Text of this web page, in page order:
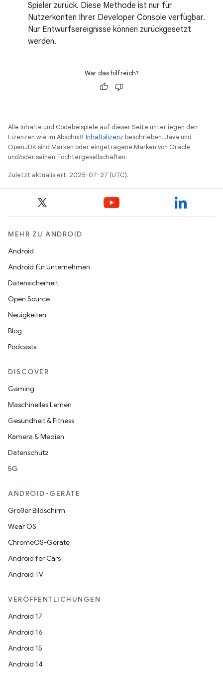
Spieler zurück. Diese Methode ist nur für
Nutzerkonten Ihrer Developer Console verfügbar.
Nur Entwurfsereignisse können zurückgesetzt
werden.
War das hilfreich?
Alle Inhalte und Codebeispiele auf dieser Seite unterliegen den
Lizenzen wie im AbschnittInhaltslizenz beschrieben. Java und
OpenJDK sind Marken oder eingetragene Marken von Oracle
und/oder seinen Tochtergesellschaften.
Zuletzt aktualisiert: 2025-07-27 (UTC).
MEHR ZU ANDROID
Android
Android für Unternehmen
Datensicherheit
Open Source
Neuigkeiten
Blog
Podcasts
DISCOVER
Gaming
Maschinelles Lernen
Gesundheit & Fitness
Kamera & Medien
Datenschutz
5G
ANDROID-GERÄTE
Großer Bildschirm
Wear OS
ChromeOS-Geräte
Android for Cars
Android TV
VERÖFFENTLICHUNGEN
Android 17
Android 16
Android 15
Android 14